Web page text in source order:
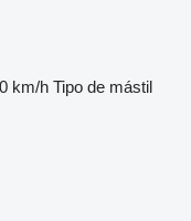
km/h Tipo de mástil